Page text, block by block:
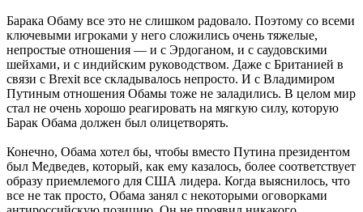
Барака Обаму все это не слишком радовало. Поэтому со всеми
ключевыми игроками у него сложились очень тяжелые,
непростые отношения — и с Эрдоганом, и с саудовскими
шейхами, и с индийским руководством. Даже с Британией в
связи с Brexit все складывалось непросто. И с Владимиром
Путиным отношения Обамы тоже не заладились. В целом мир
стал не очень хорошо реагировать на мягкую силу, которую
Барак Обама должен был олицетворять.
Конечно, Обама хотел бы, чтобы вместо Путина президентом
был Медведев, который, как ему казалось, более соответствует
образу приемлемого для США лидера. Когда выяснилось, что
все не так просто, Обама занял с некоторыми оговорками